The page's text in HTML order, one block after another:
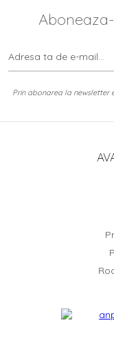
Prin abonarea la newsletter